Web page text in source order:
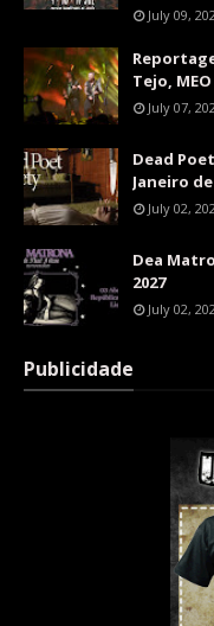
July 09,
Tejo,
July 07,
Dead
Janeiro de
July 02,
Dea
2027
July 02,
Publicidade